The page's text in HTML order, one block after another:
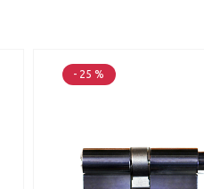
- 25 %